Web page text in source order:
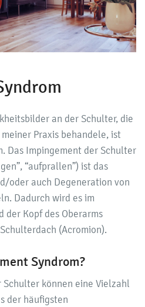
an der Schulter, die
Praxis behandele, ist
Das Impingement der Schulter
“aufprallen”) ist das
oder auch Degeneration von
Dadurch wird es im
der Kopf des Oberarms
(Acromion).
Syndrom?
Schulter können eine Vielzahl
der häufigsten